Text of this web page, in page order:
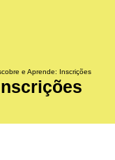
e Aprende: Inscrições